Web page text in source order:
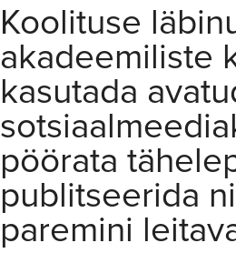
Koolituse
akadeemiliste
kasutada
pöörata
publitseerida
paremini